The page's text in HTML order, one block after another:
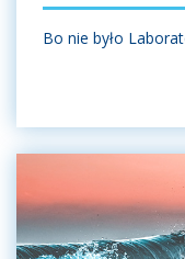
Bo nie było